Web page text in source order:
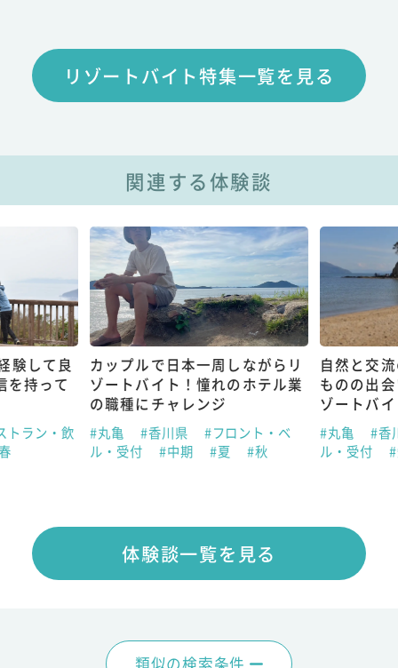
リゾートバイト特集一覧を見る
関連する体験談
験して良
を持って
トラン・飲
カップルで日本一周しながらリ
ゾートバイト！憧れのホテル業
の職種にチャレンジ
#丸亀 #香川県
#フロント・ベ
ル・受付
#中期 #夏 #秋
自然と交
ものの出
ゾートバ
#丸亀
#香
ル・受付
体験談一覧を見る